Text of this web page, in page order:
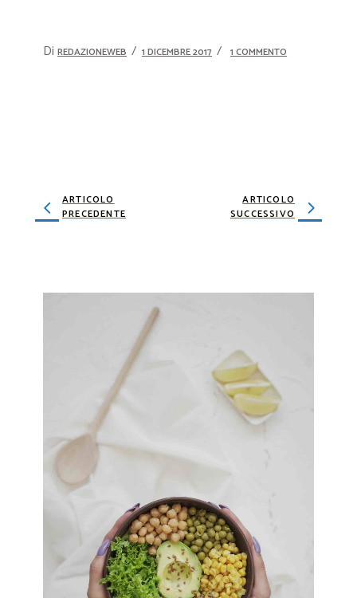
Di REDAZIONEWEB 1 DICEMBRE 2017 1 COMMENTO
ARTICOLO
PRECEDENTE
ARTICOLO
SUCCESSIVO